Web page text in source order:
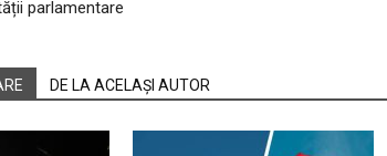
parlamentare
DE LA ACELAȘI AUTOR